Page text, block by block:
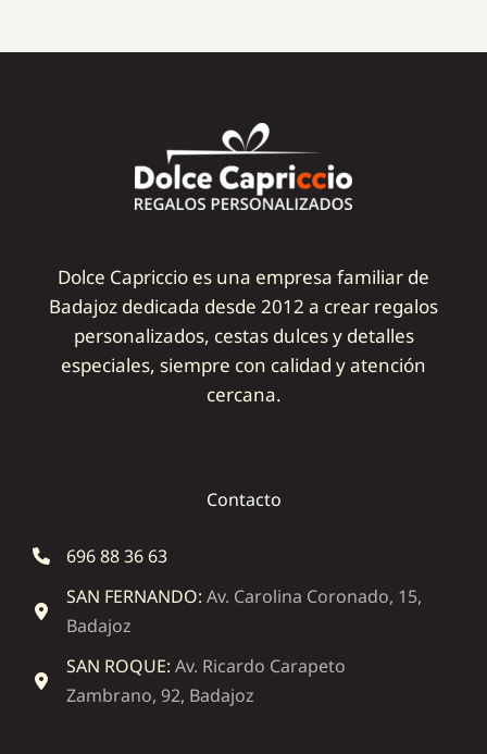
Dolce Capriccio es una empresa familiar de
Badajoz dedicada desde 2012 a crear regalos
personalizados, cestas dulces y detalles
especiales, siempre con calidad y atención
cercana.
Contacto
696 88 36 63
SAN FERNANDO: Av. Carolina Coronado, 15,
Badajoz
SAN ROQUE: Av. Ricardo Carapeto
Zambrano, 92, Badajoz